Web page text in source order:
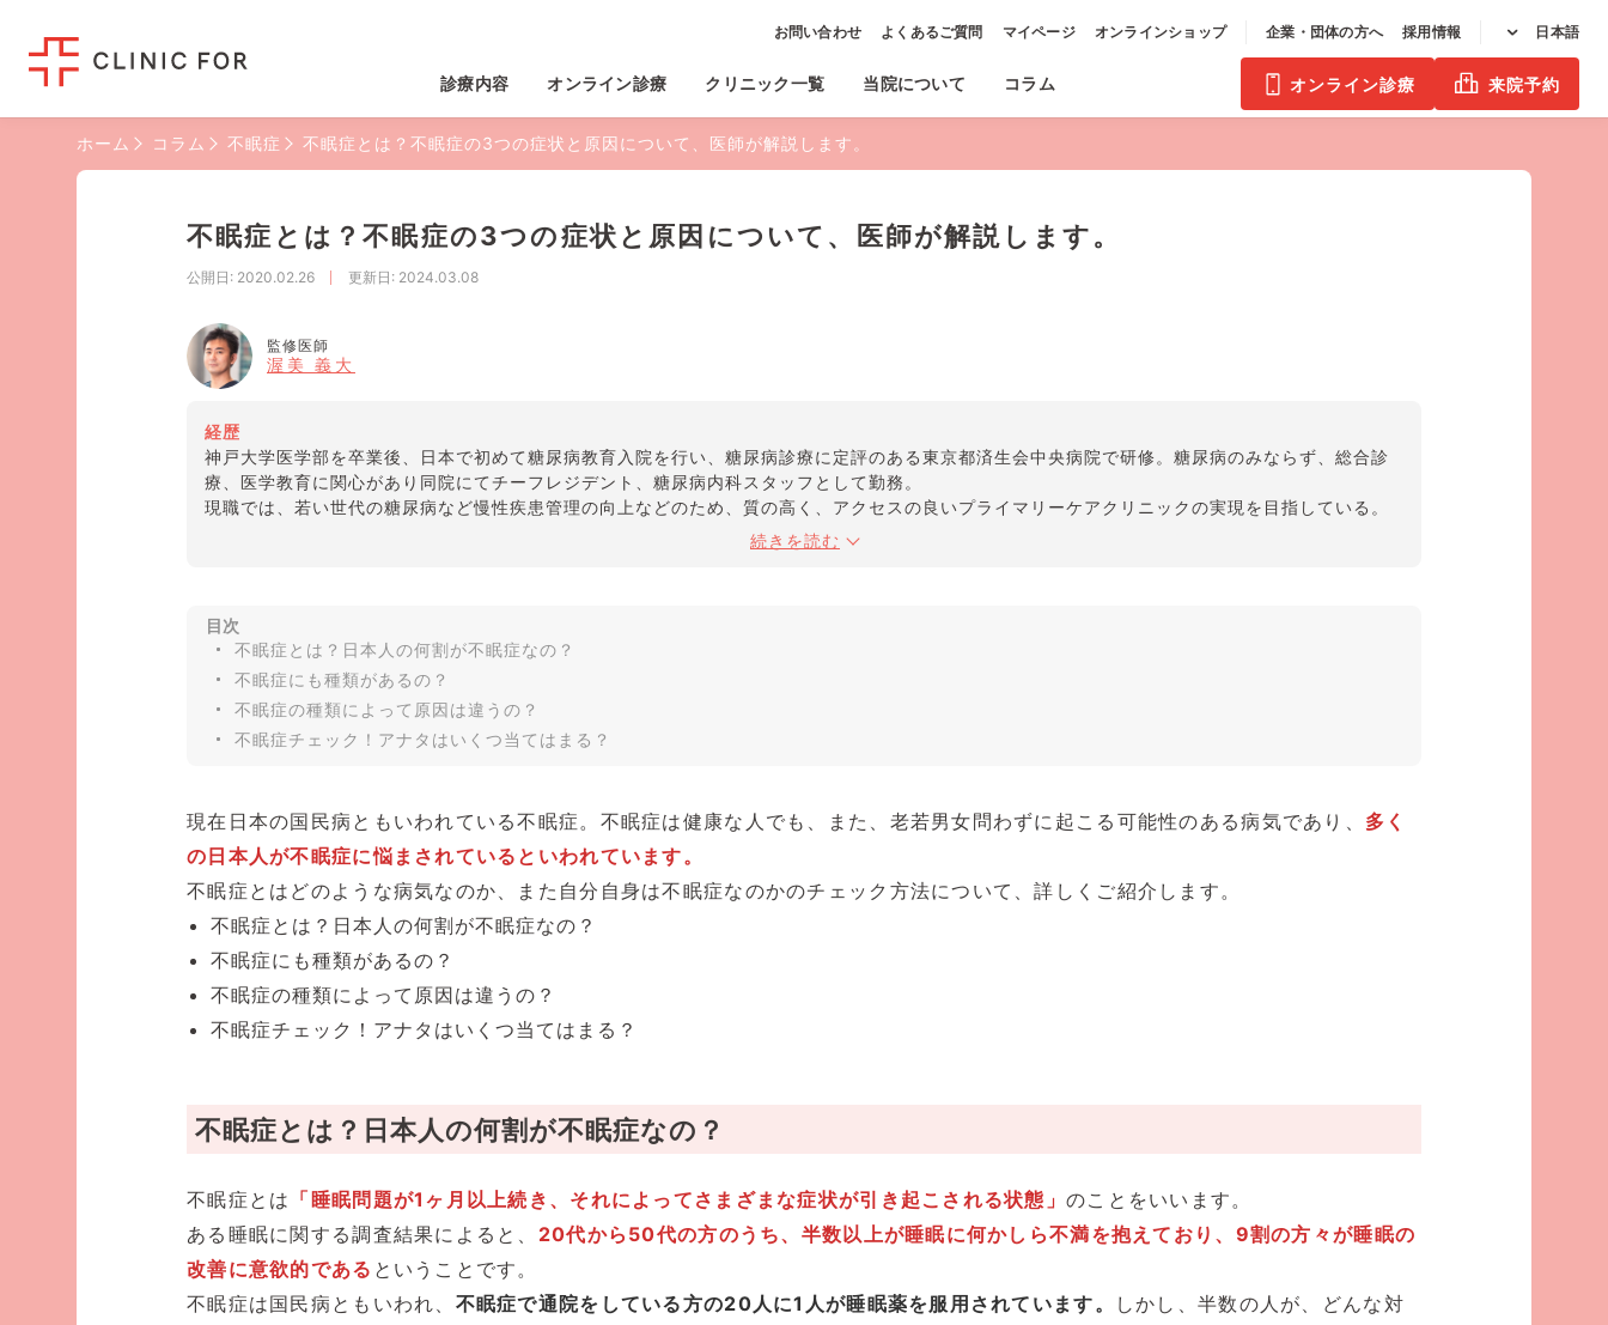
診療内容 オンライン診療 クリニック一覧 当院について コラム
お問い合わせ よくあるご質問 マイページ オンラインショップ 企業・団体の方へ 採用情報 日本語
来院予約
オンライン診療
ホーム コラム 不眠症 不眠症とは？不眠症の3つの症状と原因について、医師が解説します。
不眠症とは？不眠症の3つの症状と原因について、医師が解説します。
公開日 : 2020.02.26 更新日 : 2024.03.08
監修医師
渥美 義大
経歴
神戸大学医学部を卒業後、日本で初めて糖尿病教育入院を行い、糖尿病診療に定評のある東京都済生会中央病院で研修。糖尿病のみならず、総合診
療、医学教育に関心があり同院にてチーフレジデント、糖尿病内科スタッフとして勤務。
現職では、若い世代の糖尿病など慢性疾患管理の向上などのため、質の高く、アクセスの良いプライマリーケアクリニックの実現を目指している。
所属学会
・日本糖尿病学会
・日本内科学会
続きを読む
目次
不眠症とは？日本人の何割が不眠症なの？
不眠症にも種類があるの？
不眠症の種類によって原因は違うの？
不眠症チェック！アナタはいくつ当てはまる？
現在日本の国民病ともいわれている不眠症。不眠症は健康な人でも、また、老若男女問わずに起こる可能性のある病気であり、 多く
の日本人が不眠症に悩まされているといわれています。
不眠症とはどのような病気なのか、また自分自身は不眠症なのかのチェック方法について、詳しくご紹介します。
不眠症とは？日本人の何割が不眠症なの？
不眠症にも種類があるの？
不眠症の種類によって原因は違うの？
不眠症チェック！アナタはいくつ当てはまる？
不眠症とは？日本人の何割が不眠症なの？
不眠症とは 「睡眠問題が1ヶ月以上続き、それによってさまざまな症状が引き起こされる状態」のことをいいます。
ある睡眠に関する調査結果によると、 20代から50代の方のうち、半数以上が睡眠に何かしら不満を抱えており、9割の方々が睡眠の
改善に意欲的である ということです。
不眠症は国民病ともいわれ、 不眠症で通院をしている方の20人に1人が睡眠薬を服用されています。
しかし、半数の人が、どんな対